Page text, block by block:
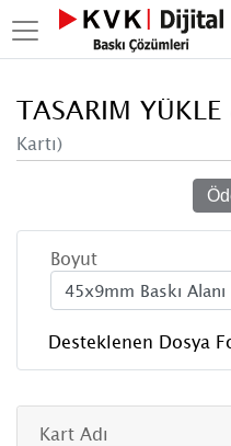
TASARIM YÜKLE
Kartı)
Boyut
Desteklenen Dosya
Kart Adı